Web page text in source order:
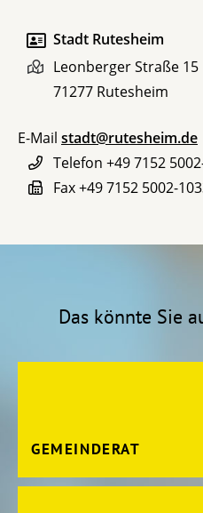
Stadt Rutesheim
Leonberger Straße 15
71277 Rutesheim
E-Mail stadt@rutesheim.de
Telefon +49 7152
Fax+49 7152 5002-
Das könnte Sie
GEMEINDERAT